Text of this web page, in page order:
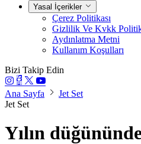
Yasal İçerikler
Çerez Politikası
Gizlilik Ve Kvkk
Aydınlatma Metni
Kullanım Koşulları
Bizi Takip Edin
Ana Sayfa
Jet Set
Jet Set
Yılın